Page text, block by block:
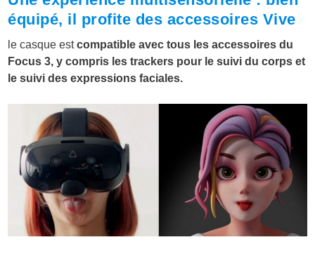
équipé, il profite des accessoires Vive
le casque estcompatible avec tous les accessoires du
Focus 3, y compris les trackers pour le suivi du corps et
le suivi des expressions faciales.